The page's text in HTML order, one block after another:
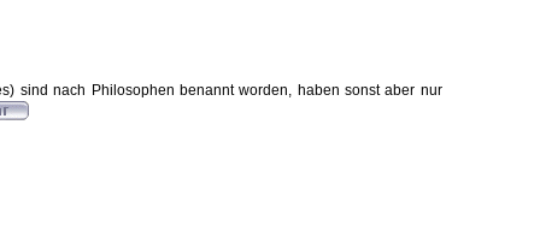
sind nach Philosophen benannt worden, haben sonst aber nur